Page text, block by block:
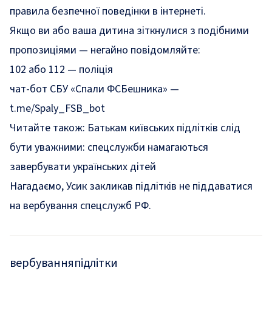
правила безпечної поведінки в інтернеті.
Якщо ви або ваша дитина зіткнулися з подібними
пропозиціями — негайно повідомляйте:
102 або 112 — поліція
чат-бот СБУ «Спали ФСБешника» —
t.me/Spaly_FSB_bot
Читайте також: Батькам київських підлітків слід
бути уважними: спецслужби намагаються
завербувати українських дітей
Нагадаємо, Усик закликав підлітків не піддаватися
на вербування спецслужб РФ.
вербуванняпідлітки